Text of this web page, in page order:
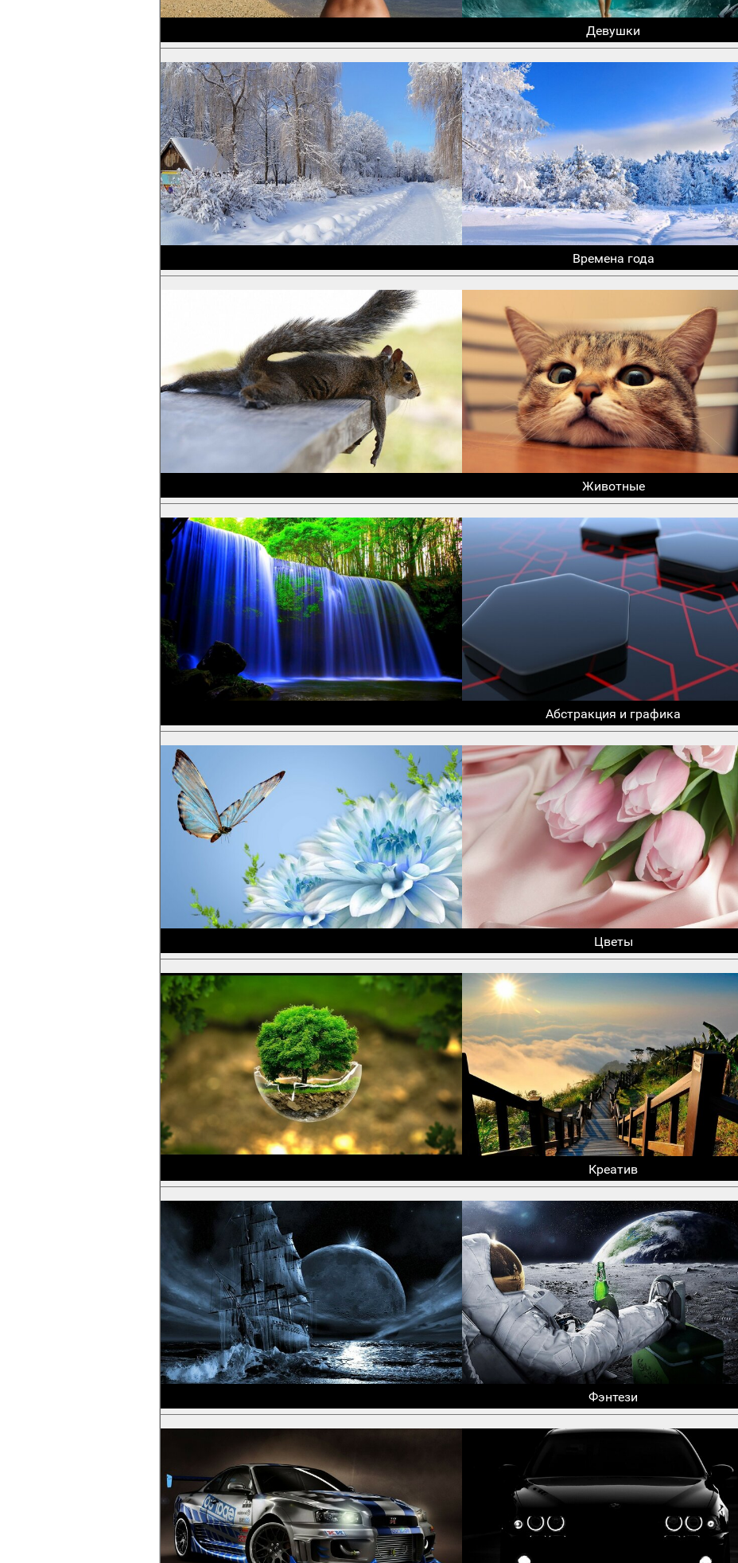
Девушки
Времена года
Животные
Абстракция и графика
Цветы
Креатив
Фэнтези